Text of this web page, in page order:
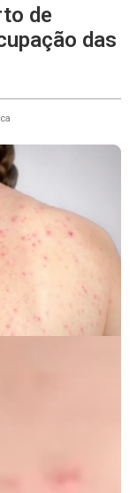
de
das